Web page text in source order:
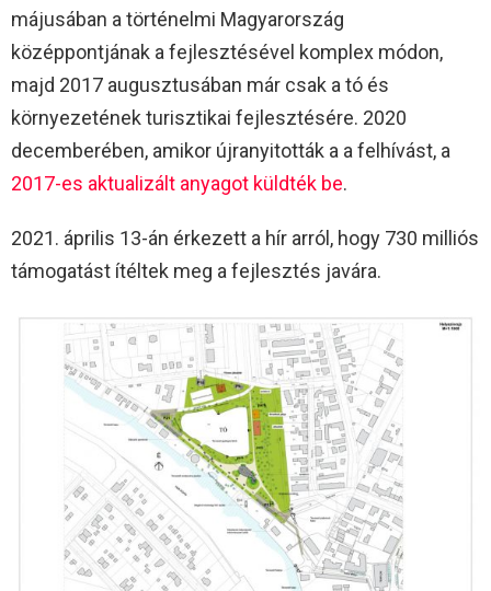
májusában a történelmi Magyarország
középpontjának a fejlesztésével komplex módon,
majd 2017 augusztusában már csak a tó és
környezetének turisztikai fejlesztésére. 2020
decemberében, amikor újranyitották a a felhívást, a
2017-es aktualizált anyagot küldték be.
2021. április 13-án érkezett a hír arról, hogy 730 milliós
támogatást ítéltek meg a fejlesztés javára.